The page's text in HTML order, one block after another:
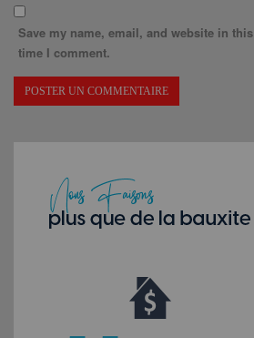
Save my name, email, and website in
time I comment.